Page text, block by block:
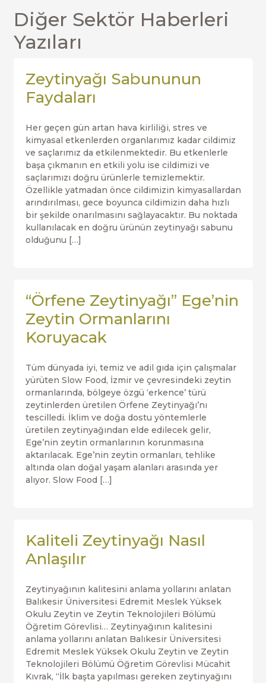
Diğer Sektör Haberleri
Yazıları
Zeytinyağı Sabununun
Faydaları
Her geçen gün artan hava kirliliği, stres ve
kimyasal etkenlerden organlarımız kadar cildimiz
ve saçlarımız da etkilenmektedir. Bu etkenlerle
başa çıkmanın en etkili yolu ise cildimizi ve
saçlarımızı doğru ürünlerle temizlemektir.
Özellikle yatmadan önce cildimizin kimyasallardan
arındırılması, gece boyunca cildimizin daha hızlı
bir şekilde onarılmasını sağlayacaktır. Bu noktada
kullanılacak en doğru ürünün zeytinyağı sabunu
olduğunu […]
“Örfene Zeytinyağı” Ege’nin
Zeytin Ormanlarını
Koruyacak
Tüm dünyada iyi, temiz ve adil gıda için çalışmalar
yürüten Slow Food, İzmir ve çevresindeki zeytin
ormanlarında, bölgeye özgü ‘erkence’ türü
zeytinlerden üretilen Örfene Zeytinyağı’nı
tescilledi. İklim ve doğa dostu yöntemlerle
üretilen zeytinyağından elde edilecek gelir,
Ege’nin zeytin ormanlarının korunmasına
aktarılacak. Ege’nin zeytin ormanları, tehlike
altında olan doğal yaşam alanları arasında yer
alıyor. Slow Food […]
Kaliteli Zeytinyağı Nasıl
Anlaşılır
Zeytinyağının kalitesini anlama yollarını anlatan
Balıkesir Üniversitesi Edremit Meslek Yüksek
Okulu Zeytin ve Zeytin Teknolojileri Bölümü
Öğretim Görevlisi… Zeytinyağının kalitesini
anlama yollarını anlatan Balıkesir Üniversitesi
Edremit Meslek Yüksek Okulu Zeytin ve Zeytin
Teknolojileri Bölümü Öğretim Görevlisi Mücahit
Kıvrak, “İlk başta yapılması gereken zeytinyağını